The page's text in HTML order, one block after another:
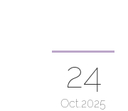
24
Oct 2025